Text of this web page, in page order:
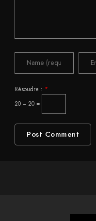
Résoudre : *
20 − 20 =